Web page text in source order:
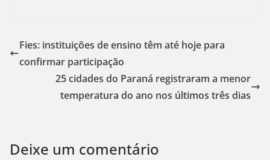
Fies: instituições de ensino têm até hoje para
confirmar participação
25 cidades do Paraná registraram a menor
temperatura do ano nos últimos três dias
Deixe um comentário